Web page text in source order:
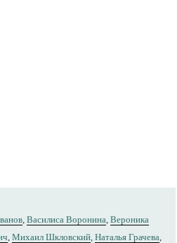
, Василиса Воронина, Вероника
, Михаил Шкловский, Наталья Грачева,